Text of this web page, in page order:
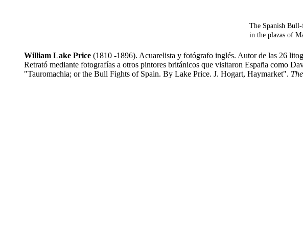
The Spanish
in the plazas of
William Lake Price (1810 -1896). Acuarelista y fotógrafo inglés. Autor de las 26
Retrató mediante fotografías a otros pintores británicos que visitaron España como
"Tauromachia; or the Bull Fights of Spain. By Lake Price. J. Hogart, Haymarket".